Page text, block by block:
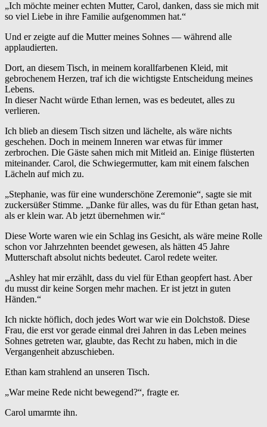
„Ich möchte meiner echten Mutter, Carol, danken, dass sie mich mit
so viel Liebe in ihre Familie aufgenommen hat.“
Und er zeigte auf die Mutter meines Sohnes — während alle
applaudierten.
Dort, an diesem Tisch, in meinem korallfarbenen Kleid, mit
gebrochenem Herzen, traf ich die wichtigste Entscheidung meines
Lebens.
In dieser Nacht würde Ethan lernen, was es bedeutet, alles zu
verlieren.
Ich blieb an diesem Tisch sitzen und lächelte, als wäre nichts
geschehen. Doch in meinem Inneren war etwas für immer
zerbrochen. Die Gäste sahen mich mit Mitleid an. Einige flüsterten
miteinander. Carol, die Schwiegermutter, kam mit einem falschen
Lächeln auf mich zu.
„Stephanie, was für eine wunderschöne Zeremonie“, sagte sie mit
zuckersüßer Stimme. „Danke für alles, was du für Ethan getan hast,
als er klein war. Ab jetzt übernehmen wir.“
Diese Worte waren wie ein Schlag ins Gesicht, als wäre meine Rolle
schon vor Jahrzehnten beendet gewesen, als hätten 45 Jahre
Mutterschaft absolut nichts bedeutet. Carol redete weiter.
„Ashley hat mir erzählt, dass du viel für Ethan geopfert hast. Aber
du musst dir keine Sorgen mehr machen. Er ist jetzt in guten
Händen.“
Ich nickte höflich, doch jedes Wort war wie ein Dolchstoß. Diese
Frau, die erst vor gerade einmal drei Jahren in das Leben meines
Sohnes getreten war, glaubte, das Recht zu haben, mich in die
Vergangenheit abzuschieben.
Ethan kam strahlend an unseren Tisch.
„War meine Rede nicht bewegend?“, fragte er.
Carol umarmte ihn.